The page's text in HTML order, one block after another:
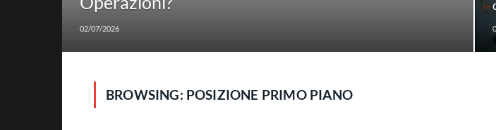
02/07/2026
BROWSING: POSIZIONE PRIMO PIANO